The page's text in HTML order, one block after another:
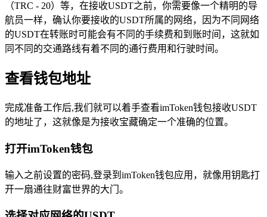
（TRC - 20）等，在接收USDT之前，你需要像一个精明的导
航员一样，确认你要接收的USDT所属的网络，因为不同网络
的USDT在转账时可能会有不同的手续费和到账时间，这就如
同不同的交通路线有着不同的通行费用和行驶时间。
查看钱包地址
完成准备工作后,我们就可以着手查看imToken钱包接收USDT
的地址了，这就像是为接收宝藏确定一个准确的位置。
打开imToken钱包
输入之前设置的密码,登录到imToken钱包应用，就像用钥匙打
开一扇通往财富世界的大门。